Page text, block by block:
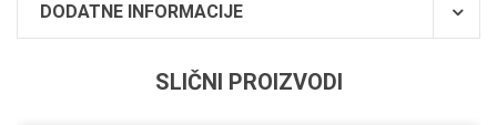
DODATNE INFORMACIJE
SLIČNI PROIZVODI